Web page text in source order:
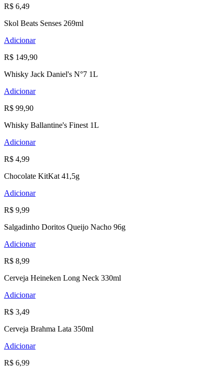
R$ 6,49
Skol Beats Senses 269ml
Adicionar
R$ 149,90
Whisky Jack Daniel's N°7 1L
Adicionar
R$ 99,90
Whisky Ballantine's Finest 1L
Adicionar
R$ 4,99
Chocolate KitKat 41,5g
Adicionar
R$ 9,99
Salgadinho Doritos Queijo Nacho 96g
Adicionar
R$ 8,99
Cerveja Heineken Long Neck 330ml
Adicionar
R$ 3,49
Cerveja Brahma Lata 350ml
Adicionar
R$ 6,99